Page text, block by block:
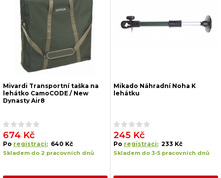
Mivardi Transportní taška na
lehátko CamoCODE / New
Dynasty Air8
674 Kč
Po registraci: 640 Kč
Skladem do 2 pracovních dnů
Mikado Náhradní Noha K
lehátku
245 Kč
Po registraci: 233 Kč
Skladem do 3-5 pracovních dnů